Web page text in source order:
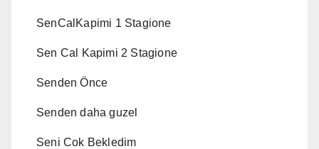
SenCalKapimi 1 Stagione
Sen Cal Kapimi 2 Stagione
Senden Önce
Senden daha guzel
Seni Cok Bekledim